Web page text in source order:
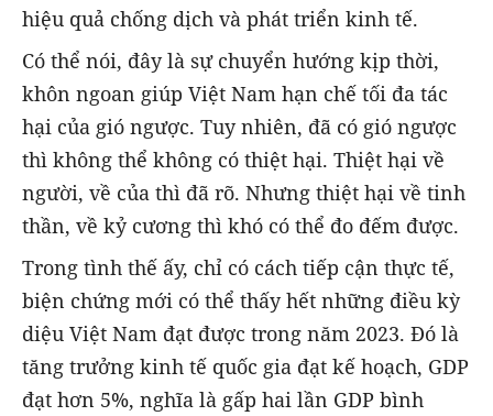
hiệu quả chống dịch và phát triển kinh tế.
Có thể nói, đây là sự chuyển hướng kịp thời,
khôn ngoan giúp Việt Nam hạn chế tối đa tác
hại của gió ngược. Tuy nhiên, đã có gió ngược
thì không thể không có thiệt hại. Thiệt hại về
người, về của thì đã rõ. Nhưng thiệt hại về tinh
thần, về kỷ cương thì khó có thể đo đếm được.
Trong tình thế ấy, chỉ có cách tiếp cận thực tế,
biện chứng mới có thể thấy hết những điều kỳ
diệu Việt Nam đạt được trong năm 2023. Đó là
tăng trưởng kinh tế quốc gia đạt kế hoạch, GDP
đạt hơn 5%, nghĩa là gấp hai lần GDP bình